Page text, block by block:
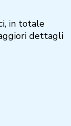
in totale
dettagli